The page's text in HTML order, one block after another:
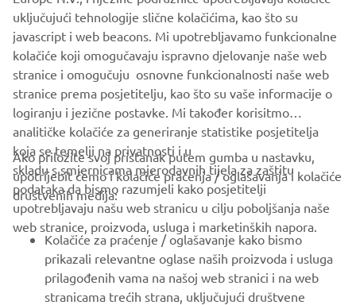
key fob pairs with a receiver to secure your outboard’s
ECU, so only the right person gets the engine going.
FIND YOUR NEAREST DEALER
CORPORATE
FOR BUSINESS
uključujući tehnologije slične kolačićima, kao što su
javascript i web beacons. Mi upotrebljavamo funkcionalne
kolačiće koji omogučavaju ispravno djelovanje naše web
stranice i omogučuju osnovne funkcionalnosti naše web
stranice prema posjetitelju, kao što su vaše informacije o
logiranju i jezične postavke. Mi također korisitmo
analitičke kolačiće za generiranje statistike posjetitelja
koja se temelji na privatnosti i u
skladu s smjernicama mjerodavnih tijela za zaštitu
podataka da bismo razumjeli kako posjetitelji
upotrebljavaju našu web stranicu u cilju poboljšanja naše
web stranice, proizvoda, usluga i marketinških napora.
Ako priložite svoj pristanak putem gumba u nastavku,
upotrijebit ćemo i kolačiće praćenja / oglašavanja i kolačiće
društvenih medija:
Kolačiće za praćenje / oglašavanje kako bismo
prikazali relevantne oglase naših proizvoda i usluga
prilagođenih vama na našoj web stranici i na web
stranicama trećih strana, uključujući društvene